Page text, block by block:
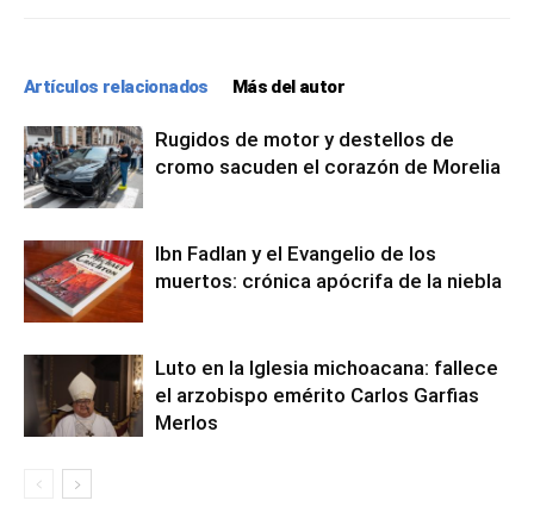
Artículos relacionados Más del autor
Rugidos de motor y destellos de
cromo sacuden el corazón de Morelia
Ibn Fadlan y el Evangelio de los
muertos: crónica apócrifa de la niebla
Luto en la Iglesia michoacana: fallece
el arzobispo emérito Carlos Garfias
Merlos